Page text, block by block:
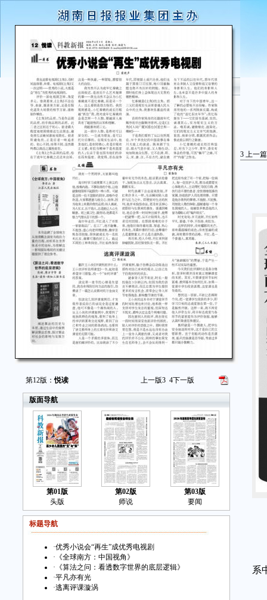
第12版：悦读 上一版3 4下一版
版面导航
第01版
头版
第02版
师说
第03版
要闻
标题导航
·优秀小说会“再生”成优秀电视剧
· 《全球南方：中国视角》
· 《算法之问：看透数字世界的底层逻辑》
·平凡亦有光
·逃离评课漩涡
3 上一篇
系